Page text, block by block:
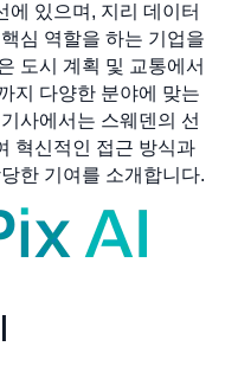
에 있으며, 지리 데이터
심 역할을 하는 기업을
도시 계획 및 교통에서
지 다양한 분야에 맞는
사에서는 스웨덴의 선
혁신적인 접근 방식과
한 기여를 소개합니다.